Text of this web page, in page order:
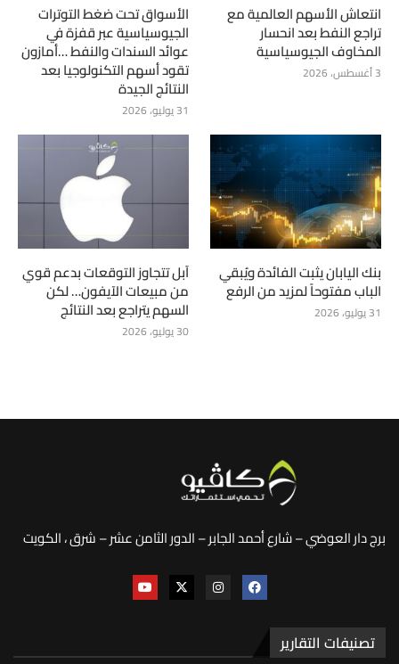
انتعاش الأسهم العالمية مع
تراجع النفط بعد انحسار
المخاوف الجيوسياسية
3 أغسطس، 2026
الأسواق تحت ضغط التوترات
الجيوسياسية عبر قفزة في
عوائد السندات والنفط …أمازون
تقود أسهم التكنولوجيا بعد
النتائج الجيدة
31 يوليو، 2026
بنك اليابان يثبت الفائدة ويُبقي
الباب مفتوحاً لمزيد من الرفع
31 يوليو، 2026
آبل تتجاوز التوقعات بدعم قوي
من مبيعات الآيفون… لكن
السهم يتراجع بعد النتائج
30 يوليو، 2026
برج دار العوضي – شارع أحمد الجابر – الدور الثامن عشر – شرق ، الكويت
تصنيفات التقارير